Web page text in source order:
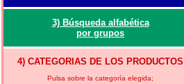
3) Búsqueda alfabética
por grupos
4) CATEGORIAS DE LOS PRODUCTOS
Pulsa sobre la categoría elegida;